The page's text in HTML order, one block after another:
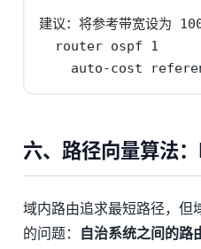
建议：将参考带宽设为
  router ospf 1
auto-cost
六、路径向量算法
域内路由追求最短路径，但
的问题：
自治系统之间的路